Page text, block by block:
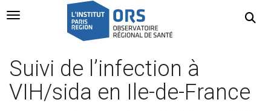
Navigation Toggle
Suivi de l’infection à
VIH/sida en Ile-de-France